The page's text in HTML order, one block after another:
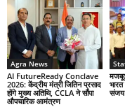
Agra News
AI FutureReady Conclave
2026: केंद्रीय मंत्री जितिन प्रसाद
होंगे मुख्य अतिथि, CCLA ने सौंपा
औपचारिक आमंत्रण
भारत
संजय